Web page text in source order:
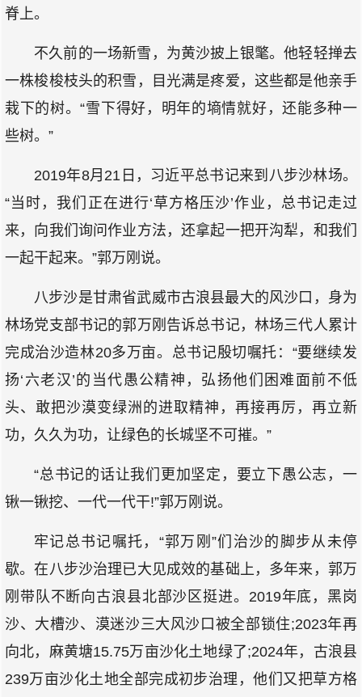
脊上。
不久前的一场新雪，为黄沙披上银氅。他轻轻掸去
一株梭梭枝头的积雪，目光满是疼爱，这些都是他亲手
栽下的树。“雪下得好，明年的墒情就好，还能多种一
些树。”
2019年8月21日，习近平总书记来到八步沙林场。
“当时，我们正在进行‘草方格压沙’作业，总书记走过
来，向我们询问作业方法，还拿起一把开沟犁，和我们
一起干起来。”郭万刚说。
八步沙是甘肃省武威市古浪县最大的风沙口，身为
林场党支部书记的郭万刚告诉总书记，林场三代人累计
完成治沙造林20多万亩。总书记殷切嘱托：“要继续发
扬‘六老汉’的当代愚公精神，弘扬他们困难面前不低
头、敢把沙漠变绿洲的进取精神，再接再厉，再立新
功，久久为功，让绿色的长城坚不可摧。”
“总书记的话让我们更加坚定，要立下愚公志，一
锹一锹挖、一代一代干!”郭万刚说。
牢记总书记嘱托，“郭万刚”们治沙的脚步从未停
歇。在八步沙治理已大见成效的基础上，多年来，郭万
刚带队不断向古浪县北部沙区挺进。2019年底，黑岗
沙、大槽沙、漠迷沙三大风沙口被全部锁住;2023年再
向北，麻黄塘15.75万亩沙化土地绿了;2024年，古浪县
239万亩沙化土地全部完成初步治理，他们又把草方格